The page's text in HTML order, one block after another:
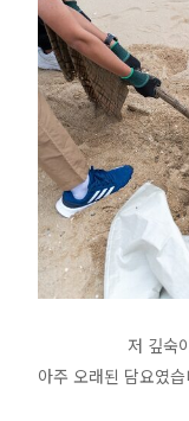
저 깊숙
아주 오래된 담요였